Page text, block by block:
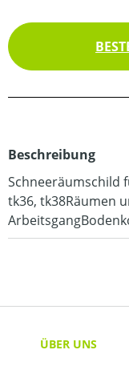
Beschreibung
Schneeräumschild
tk36, tk38Räumen
ÜBER UNS